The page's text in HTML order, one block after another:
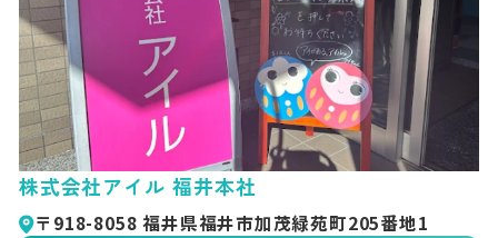
株式会社アイル 福井本社
〒918-8058 福井県福井市加茂緑苑町205番地1